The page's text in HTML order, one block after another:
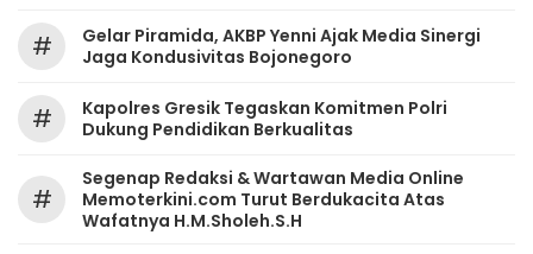
#
Gelar Piramida, AKBP Yenni Ajak Media Sinergi
Jaga Kondusivitas Bojonegoro
#
Kapolres Gresik Tegaskan Komitmen Polri
Dukung Pendidikan Berkualitas
#
Segenap Redaksi & Wartawan Media Online
Memoterkini.com Turut Berdukacita Atas
Wafatnya H.M.Sholeh.S.H